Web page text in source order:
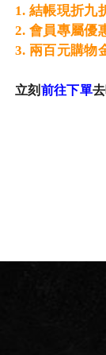
1. 結帳現折九
2. 會員專屬優
3. 兩百元購物
立刻 前往下單